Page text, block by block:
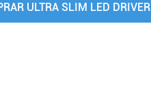
ULTRA SLIM LED DRIVER